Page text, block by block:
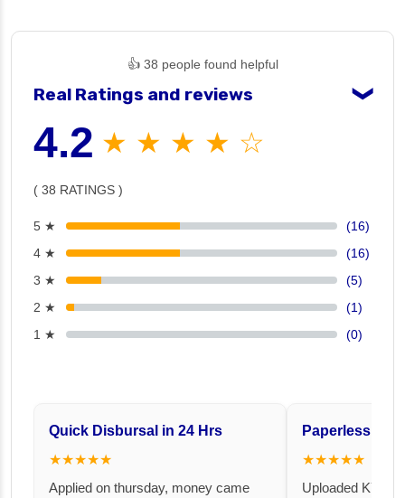
👍 38 people found helpful
Real Ratings and reviews ❯
4.2 ★ ★ ★ ★ ☆
( 38 RATINGS )
5 ★
(16)
4 ★
(16)
3 ★
(5)
2 ★
(1)
1 ★
(0)
Quick Disbursal in 24 Hrs
★★★★★
Applied on thursday, money came
Paperless and
★★★★★
Uploaded KYC